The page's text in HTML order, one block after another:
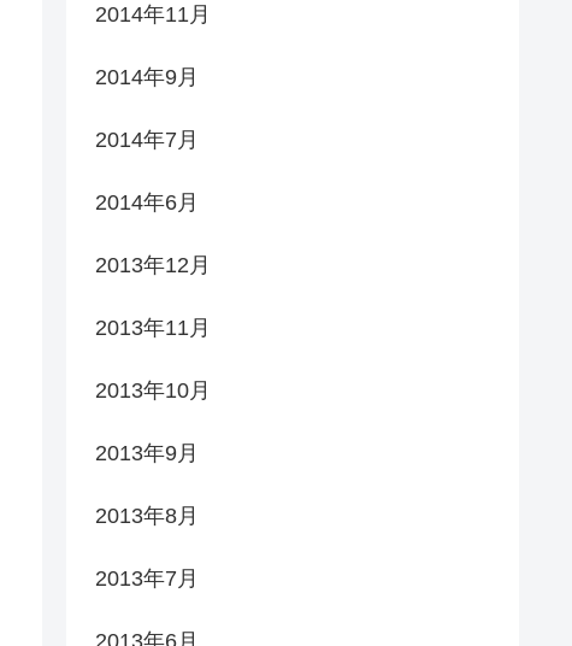
2014年11月
2014年9月
2014年7月
2014年6月
2013年12月
2013年11月
2013年10月
2013年9月
2013年8月
2013年7月
2013年6月